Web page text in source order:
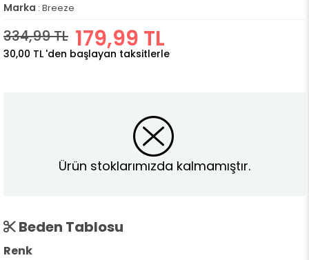
Marka : Breeze
334,99 TL 179,99 TL
30,00 TL 'den başlayan taksitlerle
Ürün stoklarımızda kalmamıştır.
Beden Tablosu
Renk